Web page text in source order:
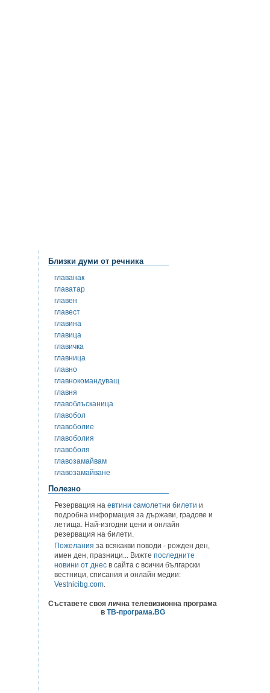
Близки думи от речника
главанак
главатар
главен
главест
главина
главица
главичка
главница
главно
главнокомандуващ
главня
главоблъсканица
главобол
главоболие
главоболия
главоболя
главозамайвам
главозамайване
Полезно
Резервация на евтини самолетни билети и
подробна информация за държави, градове и
летища. Най-изгодни цени и онлайн
резервация на билети.
Пожелания за всякакви поводи - рожден ден,
имен ден, празници... Вижте последните
новини от днес в сайта с всички български
вестници, списания и онлайн медии:
Vestnicibg.com.
Съставете своя лична телевизионна програма
в ТВ-програма.BG